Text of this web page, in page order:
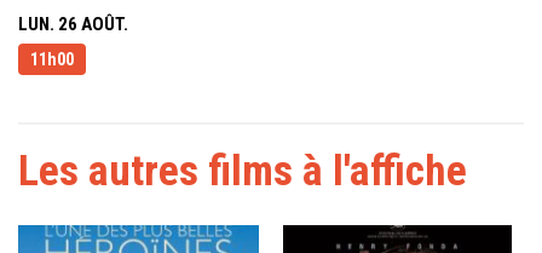
LUN. 26 AOÛT.
11h00
Les autres films à l'affiche